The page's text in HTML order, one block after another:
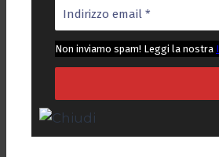
Non inviamo spam! Leggi la nostra